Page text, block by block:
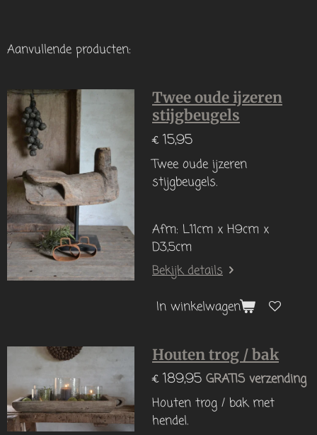
Aanvullende producten:
Twee oude ijzeren
stijgbeugels
€ 15,95
Twee oude ijzeren
stijgbeugels.
Afm: L11cm x H9cm x
D3,5cm
Bekijk details
In winkelwagen
Houten trog / bak
€ 189,95 GRATIS verzending
Houten trog / bak met
hendel.